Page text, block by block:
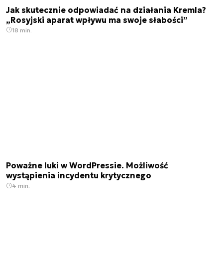
Jak skutecznie odpowiadać na działania Kremla?
„Rosyjski aparat wpływu ma swoje słabości”
18 min.
Poważne luki w WordPressie. Możliwość
wystąpienia incydentu krytycznego
4 min.